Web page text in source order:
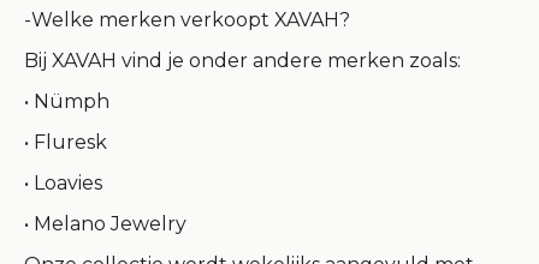
-Welke merken verkoopt XAVAH?
Bij XAVAH vind je onder andere merken zoals:
• Nümph
• Fluresk
• Loavies
• Melano Jewelry